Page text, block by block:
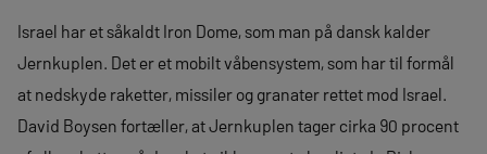
Israel har et såkaldt Iron Dome, som man på dansk kalder
Jernkuplen. Det er et mobilt våbensystem, som har til formål
at nedskyde raketter, missiler og granater rettet mod Israel.
David Boysen fortæller, at Jernkuplen tager cirka 90 procent